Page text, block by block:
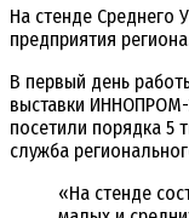
На стенде Среднего
предприятия
В первый день
выставки ИННОПРОМ-
посетили порядка 5
служба
«На стенде